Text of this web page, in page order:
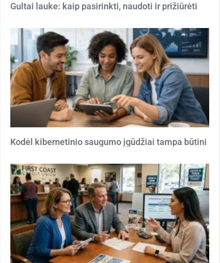
Gultai lauke: kaip pasirinkti, naudoti ir prižiūrėti
Kodėl kibernetinio saugumo įgūdžiai tampa būtini